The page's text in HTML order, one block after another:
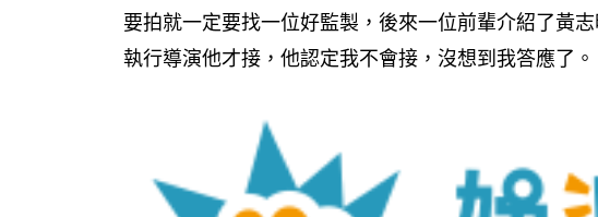
要拍就一定要找一位好監製，後來一位前輩介紹了黃
執行導演他才接，他認定我不會接，沒想到我答應了。